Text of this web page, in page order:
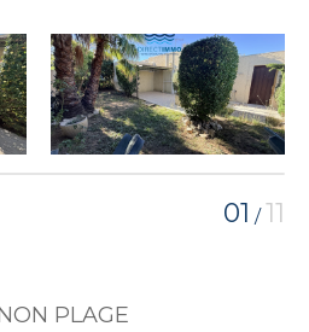
01 /11
PLAGE